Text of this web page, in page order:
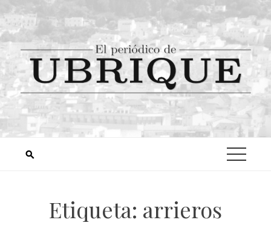
Etiqueta: arrieros